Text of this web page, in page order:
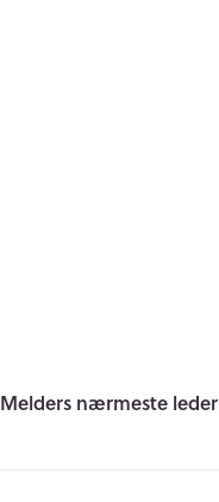
Melders nærmeste leder